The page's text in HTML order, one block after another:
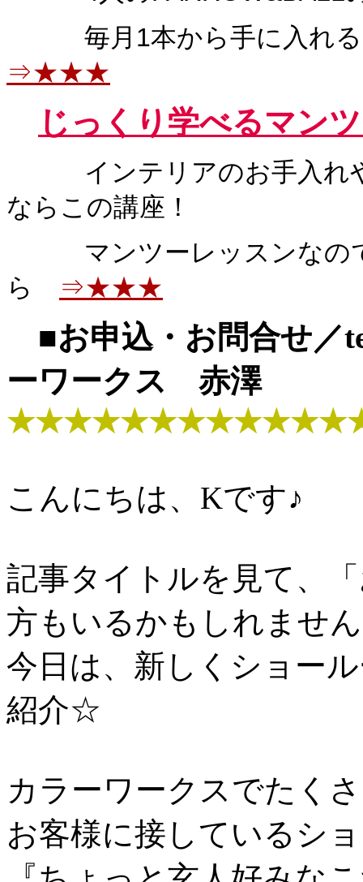
毎月1本から手に入れる
⇒★★★
じっくり学べるマン
インテリアのお手入れや
ならこの講座！
マンツーレッスンなので
ら
⇒★★★
■お申込・お問合せ／
ーワークス 赤澤
こんにちは、Kです♪
記事タイトルを見て、
方もいるかもしれませ
今日は、新しくショー
紹介☆
カラーワークスでたく
お客様に接しているシ